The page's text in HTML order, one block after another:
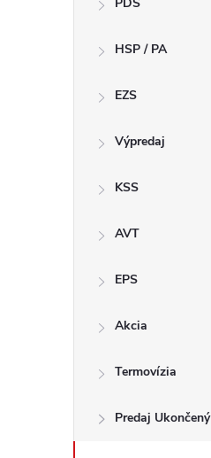
HSP / PA
EZS
Výpredaj
KSS
AVT
EPS
Akcia
Termovízia
Predaj Ukončený